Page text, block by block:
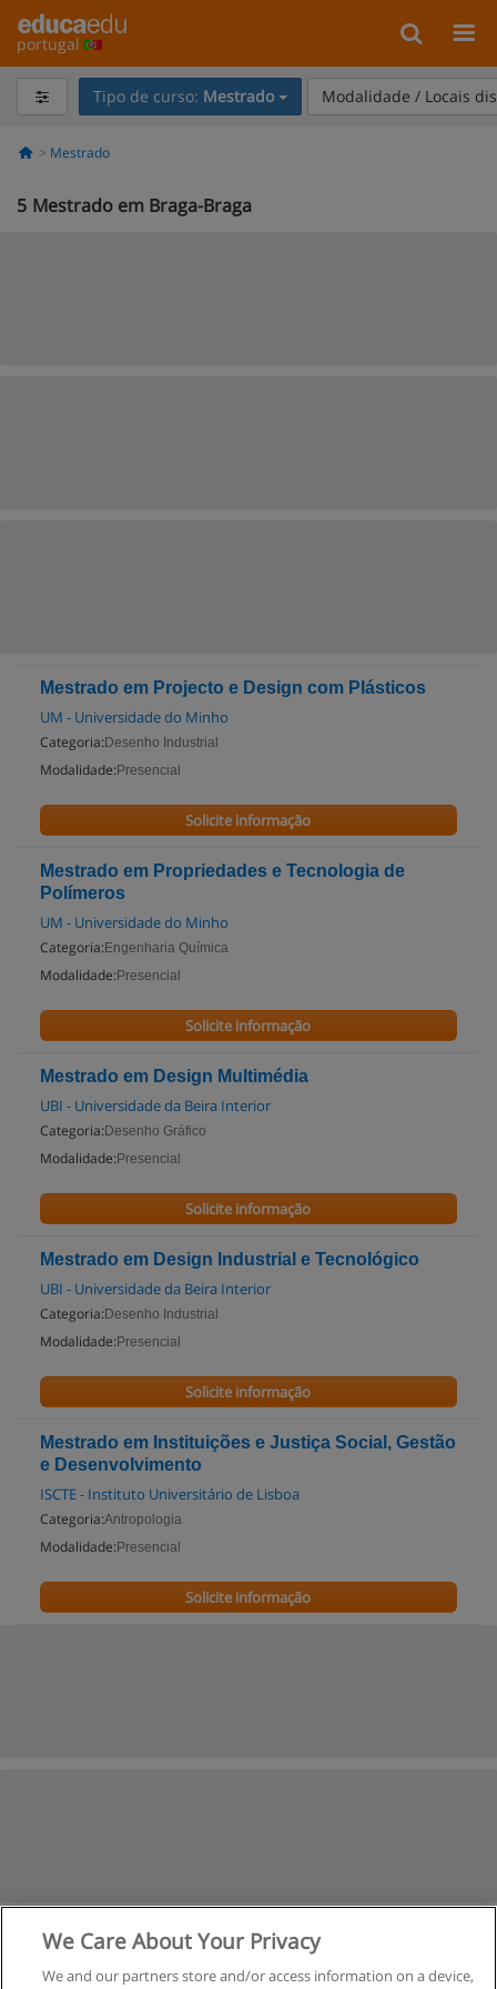
portugal
Tipo de curso: Mestrado Modalidade / Locais
Mestrado
5 Mestrado em Braga-Braga
Mestrado em Projecto e Design com Plásticos
UM - Universidade do Minho
Categoria: Desenho Industrial
Modalidade: Presencial
Solicite informação
Mestrado em Propriedades e Tecnologia de
Polímeros
UM - Universidade do Minho
Categoria: Engenharia Química
Modalidade: Presencial
Solicite informação
Mestrado em Design Multimédia
UBI - Universidade da Beira Interior
Categoria: Desenho Gráfico
Modalidade: Presencial
Solicite informação
Mestrado em Design Industrial e Tecnológico
UBI - Universidade da Beira Interior
Categoria: Desenho Industrial
Modalidade: Presencial
Solicite informação
Mestrado em Instituições e Justiça Social, Gestão
e Desenvolvimento
ISCTE - Instituto Universitário de Lisboa
Categoria:Antropologia
Modalidade: Presencial
Solicite informação
We Care About Your Privacy
We and our partners store and/or access information on a device,